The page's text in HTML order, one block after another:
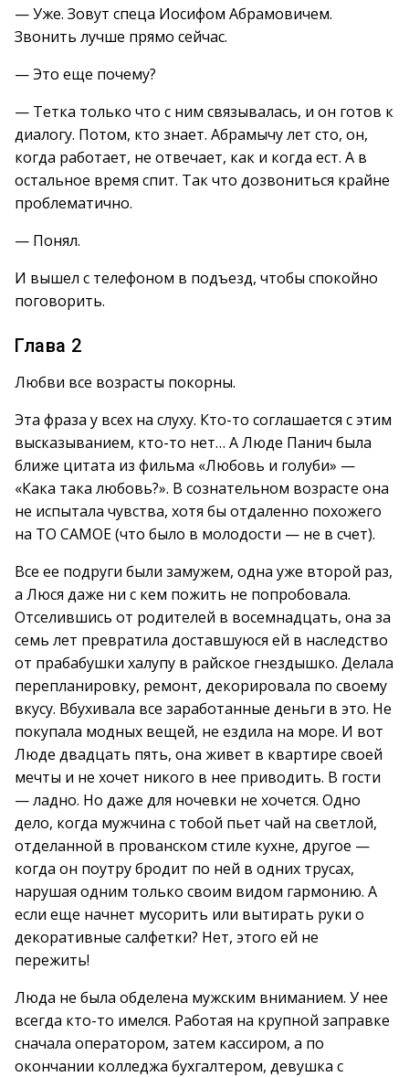
— Уже. Зовут спеца Иосифом Абрамовичем.
Звонить лучше прямо сейчас.
— Это еще почему?
— Тетка только что с ним связывалась, и он готов к
диалогу. Потом, кто знает. Абрамычу лет сто, он,
когда работает, не отвечает, как и когда ест. А в
остальное время спит. Так что дозвониться крайне
проблематично.
— Понял.
И вышел с телефоном в подъезд, чтобы спокойно
поговорить.
Глава 2
Любви все возрасты покорны.
Эта фраза у всех на слуху. Кто-то соглашается с этим
высказыванием, кто-то нет… А Люде Панич была
ближе цитата из фильма «Любовь и голуби» —
«Кака така любовь?». В сознательном возрасте она
не испытала чувства, хотя бы отдаленно похожего
на ТО САМОЕ (что было в молодости — не в счет).
Все ее подруги были замужем, одна уже второй раз,
а Люся даже ни с кем пожить не попробовала.
Отселившись от родителей в восемнадцать, она за
семь лет превратила доставшуюся ей в наследство
от прабабушки халупу в райское гнездышко. Делала
перепланировку, ремонт, декорировала по своему
вкусу. Вбухивала все заработанные деньги в это. Не
покупала модных вещей, не ездила на море. И вот
Люде двадцать пять, она живет в квартире своей
мечты и не хочет никого в нее приводить. В гости
— ладно. Но даже для ночевки не хочется. Одно
дело, когда мужчина с тобой пьет чай на светлой,
отделанной в прованском стиле кухне, другое —
когда он поутру бродит по ней в одних трусах,
нарушая одним только своим видом гармонию. А
если еще начнет мусорить или вытирать руки о
декоративные салфетки? Нет, этого ей не
пережить!
Люда не была обделена мужским вниманием. У нее
всегда кто-то имелся. Работая на крупной заправке
сначала оператором, затем кассиром, а по
окончании колледжа бухгалтером, девушка с